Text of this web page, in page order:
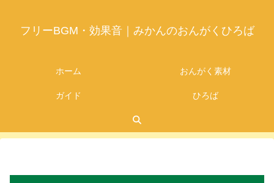
フリーBGM・効果音｜みかんのおんがくひろば
ホーム おんがく素材
ガイド ひろば